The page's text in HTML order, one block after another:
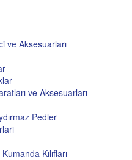
ve Aksesuarları
ve Aksesuarları
Pedler
Kılıfları